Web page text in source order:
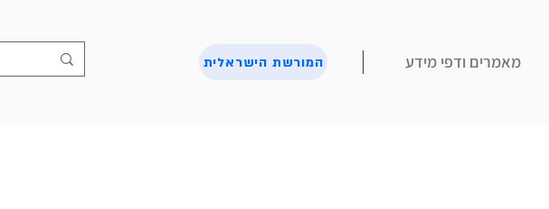
המורשת הישראלית מאמרים ודפי מידע